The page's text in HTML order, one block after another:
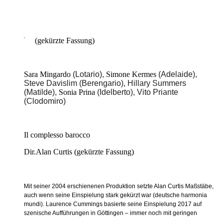
(gekürzte Fassung)
Sara Mingardo (Lotario), Simone Kermes (Adelaide),
Steve Davislim (Berengario), Hillary Summers
(Matilde), Sonia Prina (Idelberto), Vito Priante
(Clodomiro)
Il complesso barocco
Dir.Alan Curtis (gekürzte Fassung)
Mit seiner 2004 erschienenen Produktion setzte Alan Curtis Maßstäbe,
auch wenn seine Einspielung stark gekürzt war (deutsche harmonia
mundi). Laurence Cummings basierte seine Einspielung 2017 auf
szenische Aufführungen in Göttingen – immer noch mit geringen